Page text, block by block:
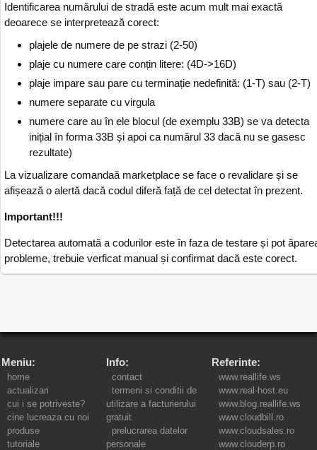
Identificarea numărului de stradă este acum mult mai exactă
deoarece se interpretează corect:
plajele de numere de pe strazi (2-50)
plaje cu numere care conțin litere: (4D->16D)
plaje impare sau pare cu terminație nedefinită: (1-T) sau (2-T)
numere separate cu virgula
numere care au în ele blocul (de exemplu 33B) se va detecta
inițial în forma 33B și apoi ca numărul 33 dacă nu se gasesc
rezultate)
La vizualizare comandaă marketplace se face o revalidare și se
afișează o alertă dacă codul diferă față de cel detectat în prezent.
Important!!!
Detectarea automată a codurilor este în faza de testare și pot
probleme, trebuie verficat manual și confirmat dacă este corect.
Meniu:
home
actualizari
cui i se potriveste?
cine lucreaza cu noi
produse
tutoriale
Info:
contact
termeni si conditii de
utilizare a facturierului
gratuit
prelucrarea datelor
personale
Referinte:
www.reallife.ws
www.real-host.eu
www.blog.reallife.ws
www.cloudbill.ro
www.cloudsales.ro
www.clouderp.ro